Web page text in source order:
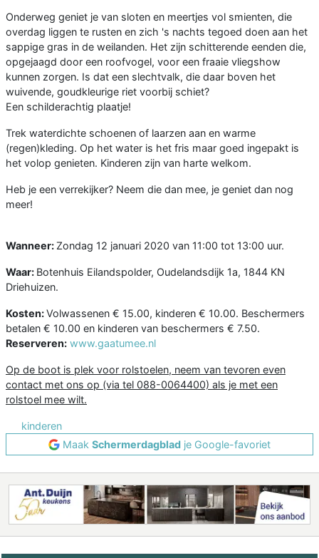
Onderweg geniet je van sloten en meertjes vol smienten, die
overdag liggen te rusten en zich 's nachts tegoed doen aan het
sappige gras in de weilanden. Het zijn schitterende eenden die,
opgejaagd door een roofvogel, voor een fraaie vliegshow
kunnen zorgen. Is dat een slechtvalk, die daar boven het
wuivende, goudkleurige riet voorbij schiet?
Een schilderachtig plaatje!
Trek waterdichte schoenen of laarzen aan en warme
(regen)kleding. Op het water is het fris maar goed ingepakt is
het volop genieten. Kinderen zijn van harte welkom.
Heb je een verrekijker? Neem die dan mee, je geniet dan nog
meer!
Wanneer: Zondag 12 januari 2020 van 11:00 tot 13:00 uur.
Waar: Botenhuis Eilandspolder, Oudelandsdijk 1a, 1844 KN
Driehuizen.
Kosten:Volwassenen € 15.00, kinderen € 10.00. Beschermers
betalen € 10.00 en kinderen van beschermers € 7.50.
Reserveren: www.gaatumee.nl
Op de boot is plek voor rolstoelen, neem van tevoren even
contact met ons op (via tel 088-0064400) als je met een
rolstoel mee wilt.
kinderen
Maak Schermerdagblad je Google-favoriet